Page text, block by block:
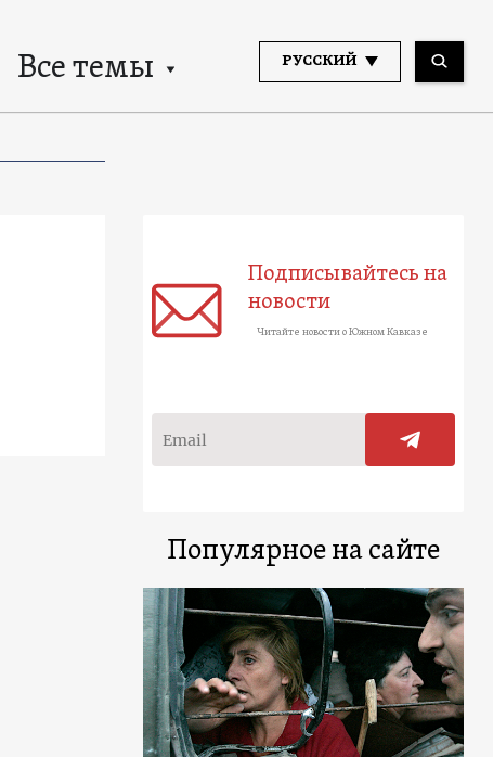
Все темы РУССКИЙ
Подписывайтесь на
новости
Читайте новости о Южном Кавказе
Популярное на сайте